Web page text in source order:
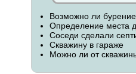
Возможно ли
Определение места
Cоседи сделали
Скважину в гараже
Можно ли от